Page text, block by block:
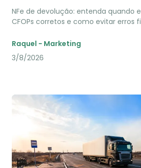
NFe de devolução: entenda quando
CFOPs corretos e como evitar erros
Raquel - Marketing
3/8/2026